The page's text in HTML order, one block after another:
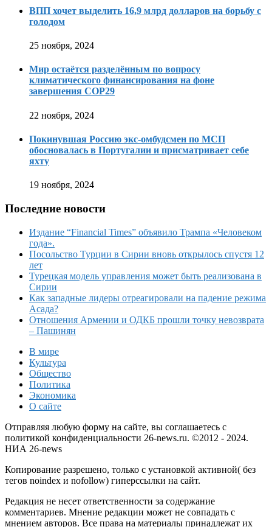
ВПП хочет выделить 16,9 млрд долларов на борьбу с
голодом
25 ноября, 2024
Мир остаётся разделённым по вопросу
климатического финансирования на фоне
завершения COP29
22 ноября, 2024
Покинувшая Россию экс-омбудсмен по МСП
обосновалась в Португалии и присматривает себе
яхту
19 ноября, 2024
Последние новости
Издание “Financial Times” объявило Трампа «Человеком
года».
Посольство Турции в Сирии вновь открылось спустя 12
лет
Турецкая модель управления может быть реализована в
Сирии
Как западные лидеры отреагировали на падение режима
Асада?
Отношения Армении и ОДКБ прошли точку невозврата
– Пашинян
В мире
Культура
Общество
Политика
Экономика
О сайте
Отправляя любую форму на сайте, вы соглашаетесь с
политикой конфиденциальности 26-news.ru. ©2012 - 2024.
НИА 26-news
Копирование разрешено, только с установкой активной( без
тегов noindex и nofollow) гиперссылки на сайт.
Редакция не несет ответственности за содержание
комментариев. Мнение редакции может не совпадать с
мнением авторов. Все права на материалы принадлежат их